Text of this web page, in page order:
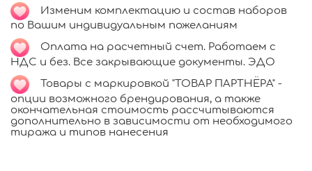
Изменим комплектацию и состав наборов
по Вашим индивидуальным пожеланиям
Оплата на расчетный счет. Работаем с
НДС и без. Все закрывающие документы. ЭДО
Товары с маркировкой "ТОВАР ПАРТНЁРА" -
опции возможного брендирования, а также
окончательная стоимость рассчитываются
дополнительно в зависимости от необходимого
тиража и типов нанесения